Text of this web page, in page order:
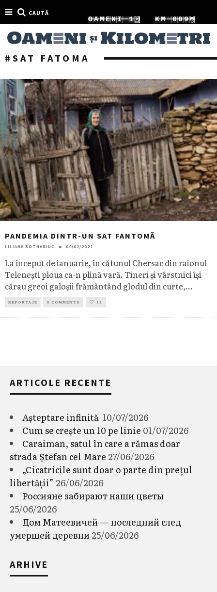
CAUTĂ
OAMENI
2
11
KM
0
12
10
1
4
#SAT FATOMA
PANDEMIA DINTR-UN SAT FANTOMĂ
LILIANA BOTNARIUC 04/02/2021
La început de ianuarie, în cătunul Chersac din raionul
Telenești ploua ca-n plină vară. Tineri și vârstnici își
cărau greoi galoșii frământând glodul din curte,...
REPORTAJE 0 COMMENTS 12
ARTICOLE RECENTE
Așteptare infinită 10/07/2026
Cum se crește un 10 pe linie 01/07/2026
Caraiman, satul în care a rămas doar
strada Ștefan cel Mare 27/06/2026
„Cicatricile sunt doar o parte din prețul
libertății” 26/06/2026
Россияне забирают наши цветы
25/06/2026
Дом Матеевичей — последний след
умершей деревни25/06/2026
ARHIVE